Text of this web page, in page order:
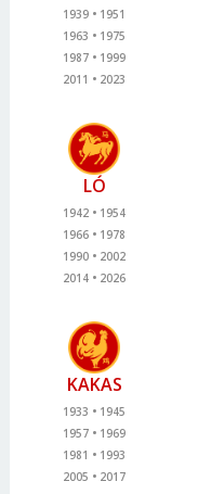
1939
1951
1963
1975
1987
1999
2011
2023
LÓ
1942
1954
1966
1978
1990
2002
2014
2026
KAKAS
1933
1945
1957
1969
1981
1993
2005
2017